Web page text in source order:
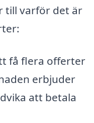
till varför det är
få flera offerter
erbjuder
att betala